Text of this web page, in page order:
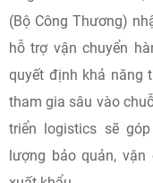
thủy và hàng không,
để phát triển thành
Tuy nhiên, các đại
hạ tầng kết nối
doanh nghiệp
kết vùng và chuyển